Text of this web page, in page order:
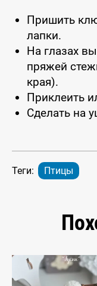
Пришить
лапки.
На глазах
пряжей
края).
Приклеить
Сделать на
Теги: Птицы